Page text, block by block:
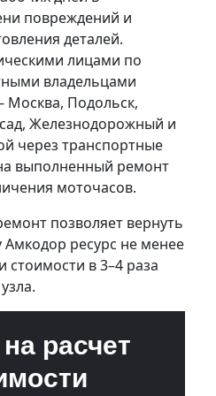
повреждений и
деталей.
лицами по
владельцами
Москва, Подольск,
Железнодорожный и
через транспортные
выполненный ремонт
моточасов.
позволяет вернуть
Амкодор ресурс не менее
стоимости в 3–4 раза
расчет